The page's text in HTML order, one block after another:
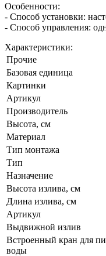
Особенности:
- Способ установки:
- Способ управления:
Характеристики:
Прочие
Базовая единица
Картинки
Артикул
Производитель
Высота, см
Материал
Тип монтажа
Тип
Назначение
Высота излива, см
Длина излива, см
Артикул
Выдвижной излив
Встроенный кран для
воды